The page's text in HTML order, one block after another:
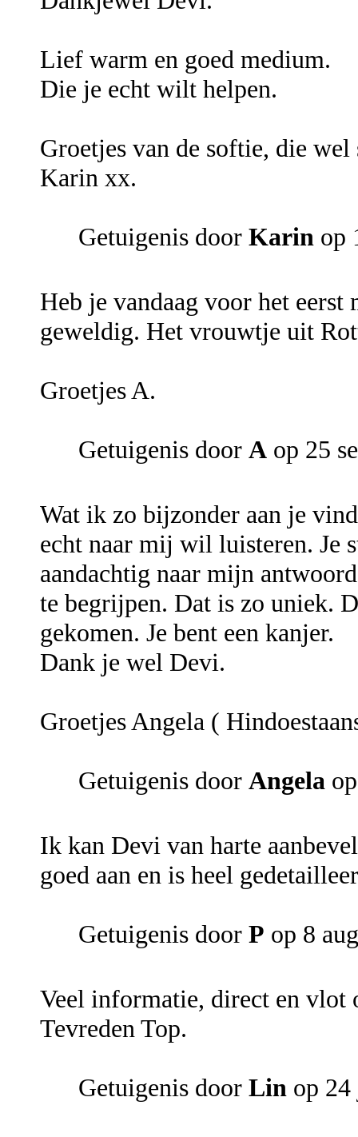
Lief warm en goed medium.
Die je echt wilt helpen.
Groetjes van de softie, die
Karin xx.
Getuigenis door Karin op
Heb je vandaag voor het
geweldig. Het vrouwtje uit
Groetjes A.
Getuigenis door A op 25
Wat ik zo bijzonder aan je
echt naar mij wil luisteren. Je
aandachtig naar mijn
te begrijpen. Dat is zo uniek.
gekomen. Je bent een kanjer.
Dank je wel Devi.
Groetjes Angela (
Getuigenis door Angela
Ik kan Devi van harte
goed aan en is heel
Getuigenis door P op 8
Veel informatie, direct en vlot
Tevreden Top.
Getuigenis door Lin op